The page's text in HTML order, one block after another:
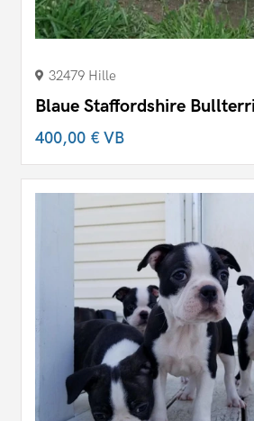
32479 Hille
Blaue Staffordshire
400,00 €VB